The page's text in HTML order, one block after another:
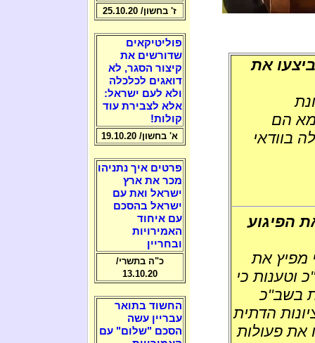
את
הם
בוודאי
הפיגוע
מפיץ את
וטענות כי
בשב"כ
הדתית
את פעולות
ז' בחשון/ 25.10.20
פוליטיקאים
שדורשים את
קיצור הסגר, לא
דואגים לכלכלה
ולא לעם ישראל:
אלא לצבירת עוד
קולות!
א' בחשון/ 19.10.20
פרטים איך נתניהו
מכר את ארץ
ישראל ואת עם
ישראל בהסכם
עם איחוד
האמירויות
ובחריין
כ"ה בתשרי/
13.10.20
החשוד בתואר
עבריין עשה
הסכם "שלום" עם